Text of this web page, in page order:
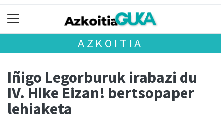
AZKOITIA
Iñigo Legorburuk irabazi du
IV. Hike Eizan! bertsopaper
lehiaketa